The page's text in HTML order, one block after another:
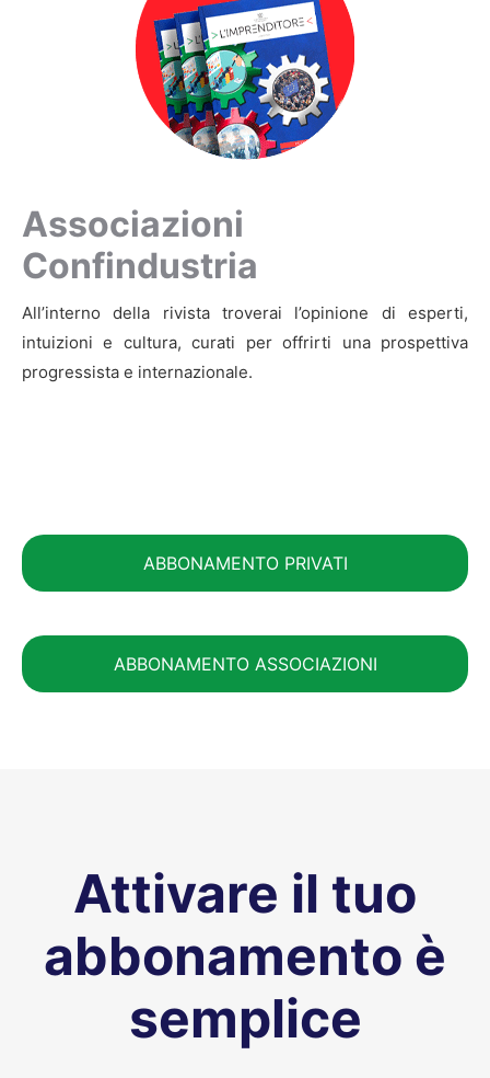
Associazioni
Confindustria
All’interno della rivista troverai l’opinione di esperti,
intuizioni e cultura, curati per offrirti una prospettiva
progressista e internazionale.
ABBONAMENTO PRIVATI
ABBONAMENTO ASSOCIAZIONI
Attivare il tuo
abbonamento è
semplice